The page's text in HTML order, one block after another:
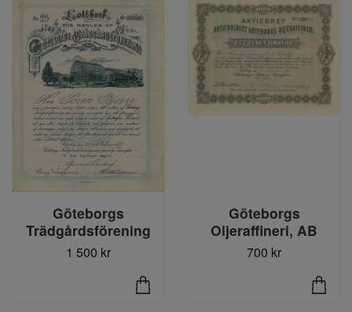
Göteborgs
Trädgårdsförening
1 500 kr
Göteborgs
Oljeraffineri, AB
700 kr